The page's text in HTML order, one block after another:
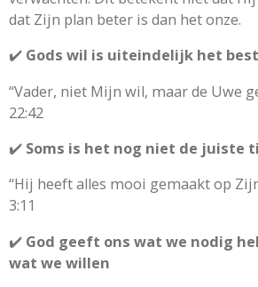
dat Zijn plan beter is dan het onze.
✔️ Gods wil is uiteindelijk het
“Vader, niet Mijn wil, maar de Uwe
22:42
✔️ Soms is het nog niet de juiste
“Hij heeft alles mooi gemaakt op
3:11
✔️ God geeft ons wat we nodig
wat we willen